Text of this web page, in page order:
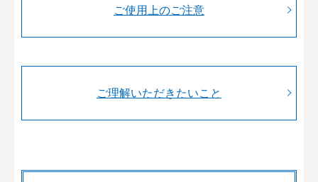
ご使用上のご注意
ご理解いただきたいこと